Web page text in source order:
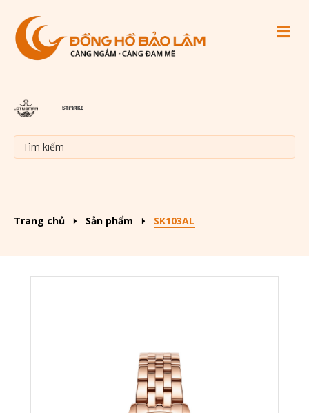
Trang chủ Sản phẩm SK103AL